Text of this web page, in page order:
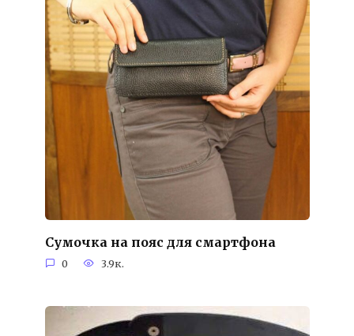
Сумочка на пояс для смартфона
0 3.9к.